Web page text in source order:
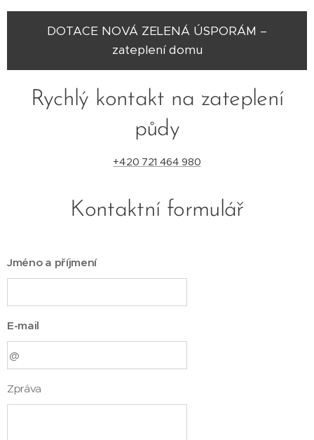
DOTACE NOVÁ ZELENÁ ÚSPORÁM –
zateplení domu
Rychlý kontakt na zateplení
půdy
+420 721 464 980
Kontaktní formulář
Jméno a příjmení
E-mail
Zpráva